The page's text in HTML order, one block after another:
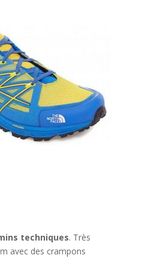
techniques. Très
avec des crampons